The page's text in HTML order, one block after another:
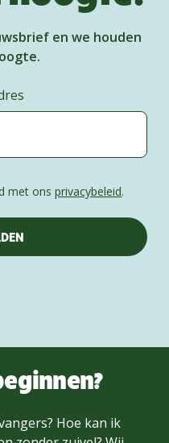
en we houden
met onsprivacybeleid.
Hoe kan ik